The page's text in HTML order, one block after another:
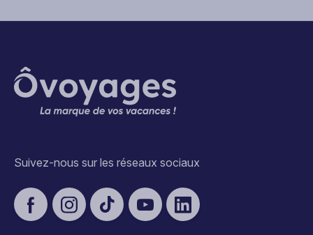
Suivez-nous sur les réseaux sociaux